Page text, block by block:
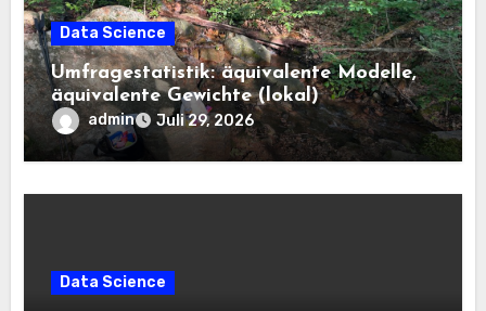
Data Science
Umfragestatistik: äquivalente Modelle,
äquivalente Gewichte (lokal)
admin Juli 29, 2026
Data Science